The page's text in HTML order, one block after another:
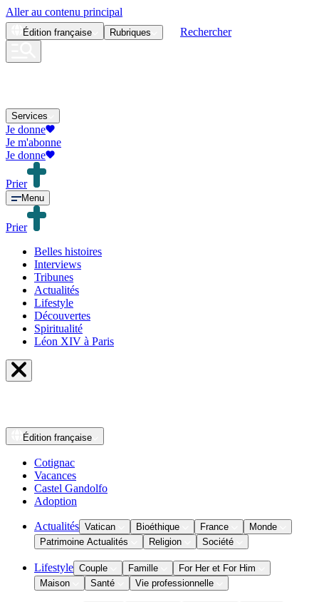
Aller au contenu principal
Édition française Rubriques Rechercher
Services
Je donne
Je m'abonne
Je donne
Prier
Menu
Prier
Belles histoires
Interviews
Tribunes
Actualités
Lifestyle
Découvertes
Spiritualité
Léon XIV à Paris
Édition française
Cotignac
Vacances
Castel Gandolfo
Adoption
Actualités Vatican Bioéthique France
Monde
Patrimoine Actualités
Religion Société
Lifestyle Couple Famille
For Her et For Him
Maison
Santé Vie professionnelle